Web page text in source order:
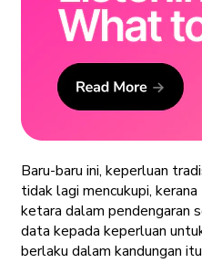
Baru-baru ini, keperluan
tidak lagi mencukupi,
ketara dalam pendengaran
data kepada keperluan
berlaku dalam kandungan